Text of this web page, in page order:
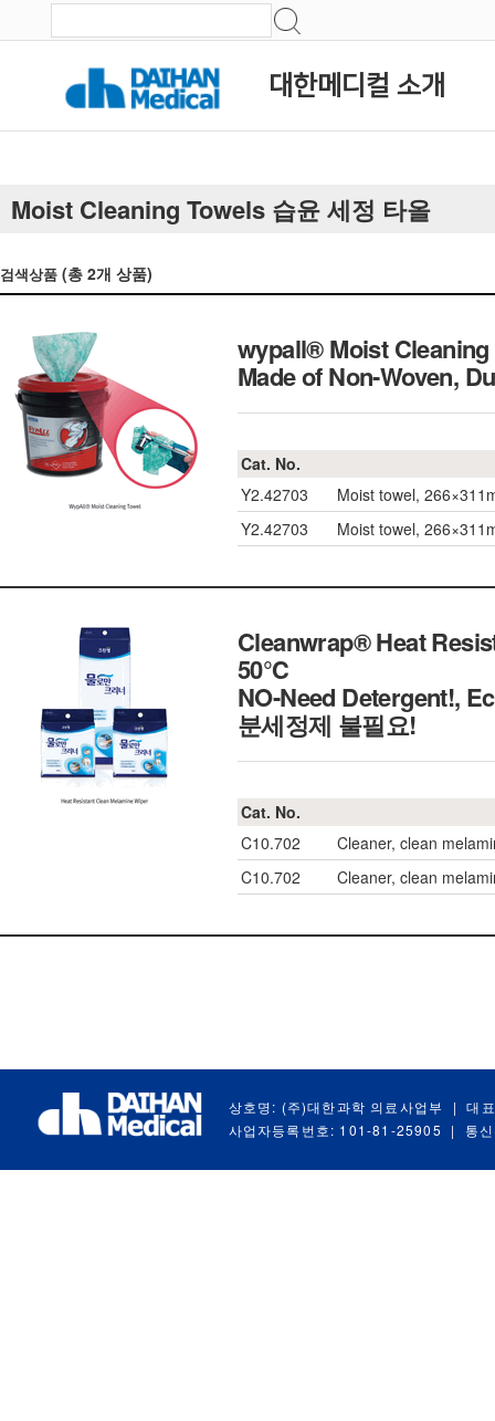
대한메디컬 소개
Moist Cleaning Towels 습윤 세정 타올
검색상품 (총 2개 상품)
wypall® Moist
Made of Non-Woven,
Cat. No.
Y2.42703
Moist towel,
Y2.42703
Moist towel,
Cleanwrap® Heat
50℃
NO-Need Detergent!,
분세정제 불필요!
Cat. No.
C10.702
Cleaner, clean
C10.702
Cleaner, clean
상호명: (주)대한과학 의료사업부 |
대
사업자등록번호: 101-81-25905
| 통